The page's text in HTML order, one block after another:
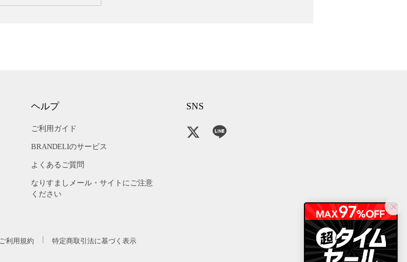
ヘルプ
ご利用ガイド
BRANDELIのサービス
よくあるご質問
なりすましメール・サイトにご注意
ください
SNS
ご利用規約 特定商取引法に基づく表示